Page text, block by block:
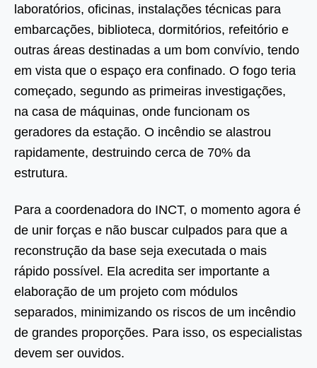
laboratórios, oficinas, instalações técnicas para
embarcações, biblioteca, dormitórios, refeitório e
outras áreas destinadas a um bom convívio, tendo
em vista que o espaço era confinado. O fogo teria
começado, segundo as primeiras investigações,
na casa de máquinas, onde funcionam os
geradores da estação. O incêndio se alastrou
rapidamente, destruindo cerca de 70% da
estrutura.
Para a coordenadora do INCT, o momento agora é
de unir forças e não buscar culpados para que a
reconstrução da base seja executada o mais
rápido possível. Ela acredita ser importante a
elaboração de um projeto com módulos
separados, minimizando os riscos de um incêndio
de grandes proporções. Para isso, os especialistas
devem ser ouvidos.